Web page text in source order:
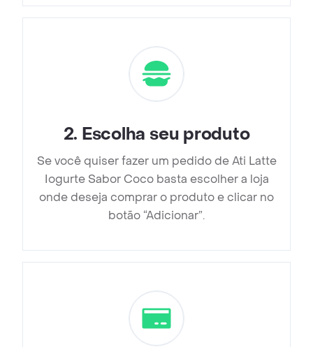
2. Escolha seu produto
Se você quiser fazer um pedido de Ati Latte
Iogurte Sabor Coco basta escolher a loja
onde deseja comprar o produto e clicar no
botão “Adicionar”.